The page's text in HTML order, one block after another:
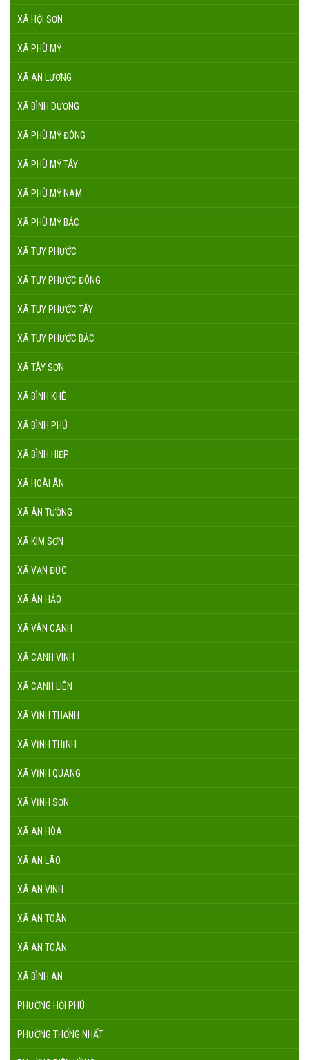
XÃ HỘI SƠN
XÃ PHÙ MỸ
XÃ AN LƯƠNG
XÃ BÌNH DƯƠNG
XÃ PHÙ MỸ ĐÔNG
XÃ PHÙ MỸ TÂY
XÃ PHÙ MỸ NAM
XÃ PHÙ MỸ BẮC
XÃ TUY PHƯỚC
XÃ TUY PHƯỚC ĐÔNG
XÃ TUY PHƯỚC TÂY
XÃ TUY PHƯỚC BẮC
XÃ TÂY SƠN
XÃ BÌNH KHÊ
XÃ BÌNH PHÚ
XÃ BÌNH HIỆP
XÃ HOÀI ÂN
XÃ ÂN TƯỜNG
XÃ KIM SƠN
XÃ VẠN ĐỨC
XÃ ÂN HẢO
XÃ VÂN CANH
XÃ CANH VINH
XÃ CANH LIÊN
XÃ VĨNH THẠNH
XÃ VĨNH THỊNH
XÃ VĨNH QUANG
XÃ VĨNH SƠN
XÃ AN HÒA
XÃ AN LÃO
XÃ AN VINH
XÃ AN TOÀN
XÃ AN TOÀN
XÃ BÌNH AN
PHƯỜNG HỘI PHÚ
PHƯỜNG THỐNG NHẤT